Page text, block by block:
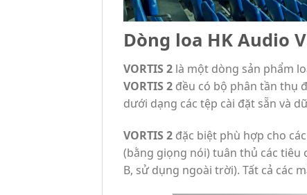
Dòng loa HK Audio
VORTIS 2 là một dòng sản phẩm
VORTIS 2 đều có bộ phân tần thụ
dưới dạng các tệp cài đặt sẵn và
VORTIS 2 đặc biệt phù hợp cho
(bằng giọng nói) tuân thủ các tiêu
B, sử dụng ngoài trời). Tất cả các